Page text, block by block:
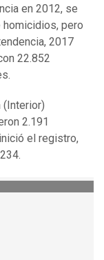
en 2012, se
homicidios, pero
2017
22.852
(Interior)
2.191
el registro,